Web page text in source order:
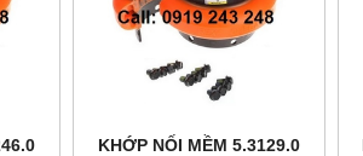
KHỚP NỐI MỀM 5.3129.0